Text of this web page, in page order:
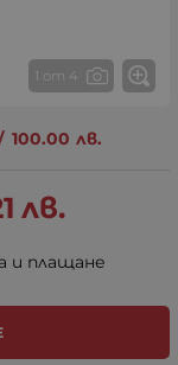
1 от 4
100.00 лв.
лв.
и плащане